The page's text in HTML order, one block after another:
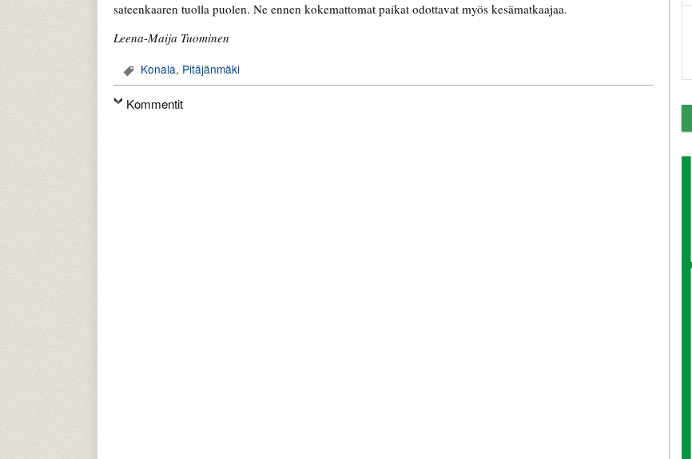
sateenkaaren tuolla puolen. Ne ennen kokemattomat paikat odottavat myös kesämatkaajaa.
Leena-Maija Tuominen
Konala, Pitäjänmäki
Kommentit